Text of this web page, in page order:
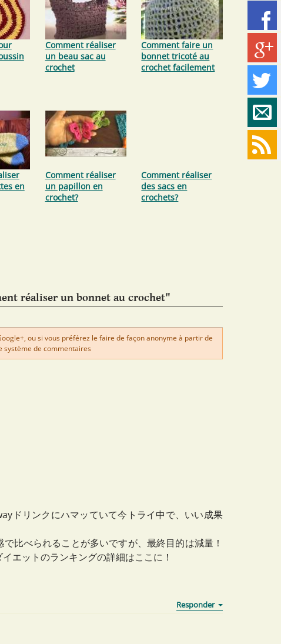
Comment réaliser
un beau sac au
crochet
Comment faire un
bonnet tricoté au
crochet facilement
en
Comment réaliser
un papillon en
crochet?
Comment réaliser
des sacs en
crochets?
réaliser un bonnet au crochet"
ou si vous préférez le faire de façon anonyme à partir de
système de commentaires
ドリンクにハマッていて今トライ中で、いい成果
比べられることが多いですが、最終目的は減量！
エットのランキングの詳細はここに！